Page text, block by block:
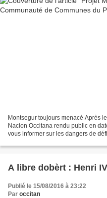
Montsegur toujours menacé Après
Nacion Occitana rendu public en
vous informer sur les dangers de
A libre dobèrt : Henri
Publié le 15/08/2016 à 23:22
Par occitan